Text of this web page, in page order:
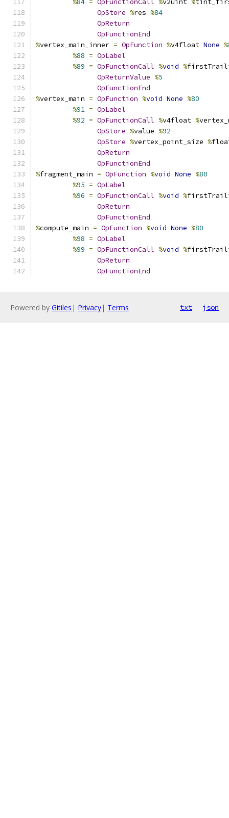
%84 = OpFunctionCall %v2uint %
OpStore %res %84
OpReturn
OpFunctionEnd
%vertex_main_inner = OpFunction %v4float None %
%88 = OpLabel
%89 = OpFunctionCall %void %
OpReturnValue %5
OpFunctionEnd
%vertex_main = OpFunction %void None %80
%91 = OpLabel
%92 = OpFunctionCall %v4float %
OpStore %value %92
OpStore %vertex_point_size %
OpReturn
OpFunctionEnd
%fragment_main = OpFunction %void None %80
%95 = OpLabel
%96 = OpFunctionCall %void %
OpReturn
OpFunctionEnd
%compute_main = OpFunction %void None %80
%98 = OpLabel
%99 = OpFunctionCall %void %
OpReturn
OpFunctionEnd
Powered by Gitiles | Privacy| Terms txt json